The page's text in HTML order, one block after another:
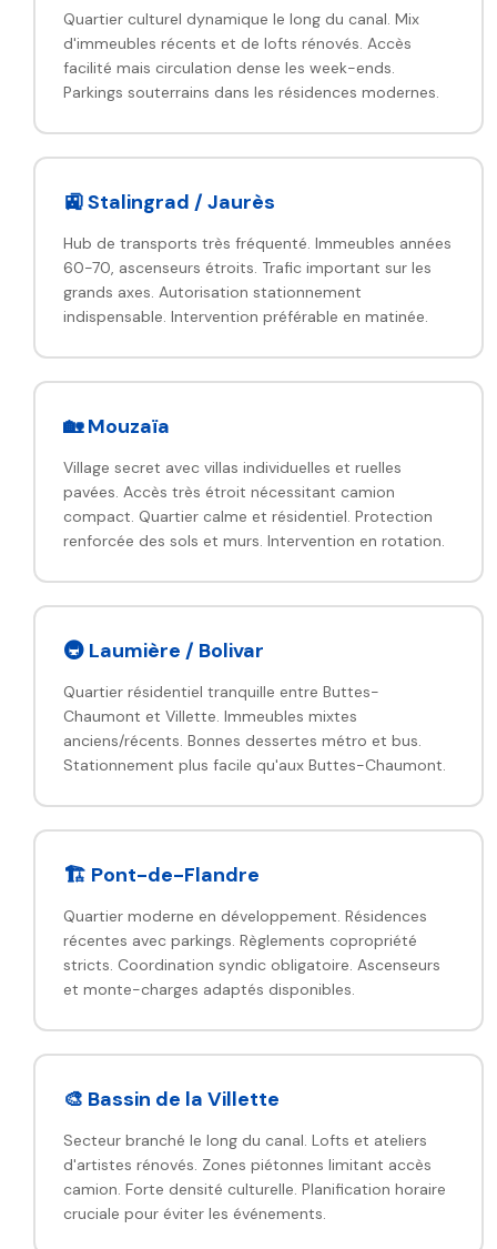
Quartier culturel dynamique le long du canal. Mix
d'immeubles récents et de lofts rénovés. Accès
facilité mais circulation dense les week-ends.
Parkings souterrains dans les résidences modernes.
🚉 Stalingrad / Jaurès
Hub de transports très fréquenté. Immeubles années
60-70, ascenseurs étroits. Trafic important sur les
grands axes. Autorisation stationnement
indispensable. Intervention préférable en matinée.
🏡 Mouzaïa
Village secret avec villas individuelles et ruelles
pavées. Accès très étroit nécessitant camion
compact. Quartier calme et résidentiel. Protection
renforcée des sols et murs. Intervention en rotation.
🚇 Laumière / Bolivar
Quartier résidentiel tranquille entre Buttes-
Chaumont et Villette. Immeubles mixtes
anciens/récents. Bonnes dessertes métro et bus.
Stationnement plus facile qu'aux Buttes-Chaumont.
🏗️ Pont-de-Flandre
Quartier moderne en développement. Résidences
récentes avec parkings. Règlements copropriété
stricts. Coordination syndic obligatoire. Ascenseurs
et monte-charges adaptés disponibles.
🎨 Bassin de la Villette
Secteur branché le long du canal. Lofts et ateliers
d'artistes rénovés. Zones piétonnes limitant accès
camion. Forte densité culturelle. Planification horaire
cruciale pour éviter les événements.